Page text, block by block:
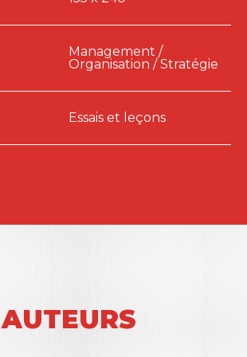
Management /
Organisation / Stratégie
Essais et leçons
AUTEURS